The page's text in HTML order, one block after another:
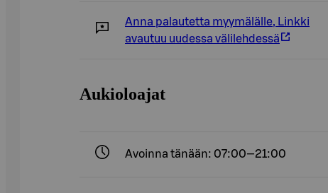
Anna palautetta myymälälle, Linkki
avautuu uudessa välilehdessä
Aukioloajat
Avoinna tänään: 07:00—21:00